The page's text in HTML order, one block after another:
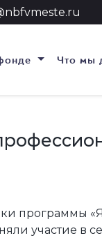
Что мы
программы
участие в